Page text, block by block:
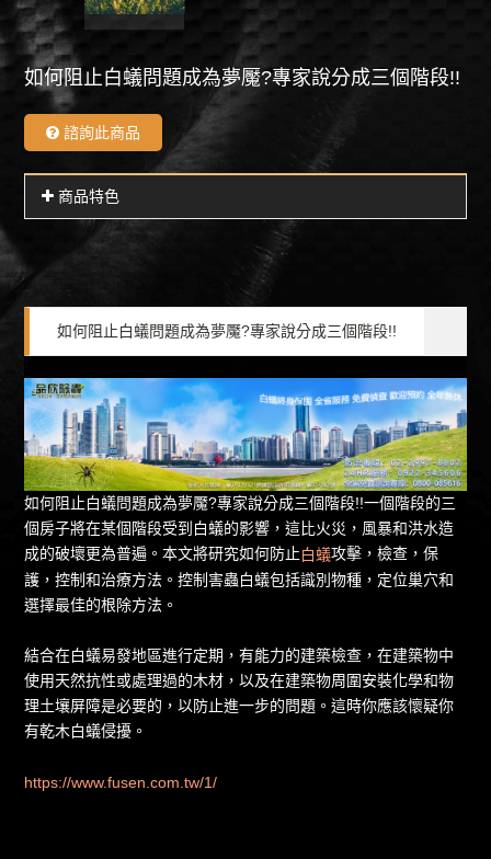
如何阻止白蟻問題成為夢魘?專家說分成三個階段!!
諮詢此商品
商品特色
如何阻止白蟻問題成為夢魘?專家說分成三個階段!!
如何阻止白蟻問題成為夢魘?專家說分成三個階段!!一個階段的三
個房子將在某個階段受到白蟻的影響，這比火災，風暴和洪水造
成的破壞更為普遍。本文將研究如何防止白蟻攻擊，檢查，保
護，控制和治療方法。控制害蟲白蟻包括識別物種，定位巢穴和
選擇最佳的根除方法。
結合在白蟻易發地區進行定期，有能力的建築檢查，在建築物中
使用天然抗性或處理過的木材，以及在建築物周圍安裝化學和物
理土壤屏障是必要的，以防止進一步的問題。這時你應該懷疑你
有乾木白蟻侵擾。
https://www.fusen.com.tw/1/